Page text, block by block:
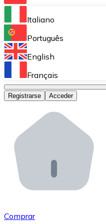
Bitnovo Ramp
Integra nuestra
Bitnovo Giftcards
Bitnovo OTC
Bitnovo ATM
Integra un ATM
Bitnovo API
Integra nuestra API
Únete a nuestra red
Italiano
Português
English
Français
Registrarse Acceder
Comprar